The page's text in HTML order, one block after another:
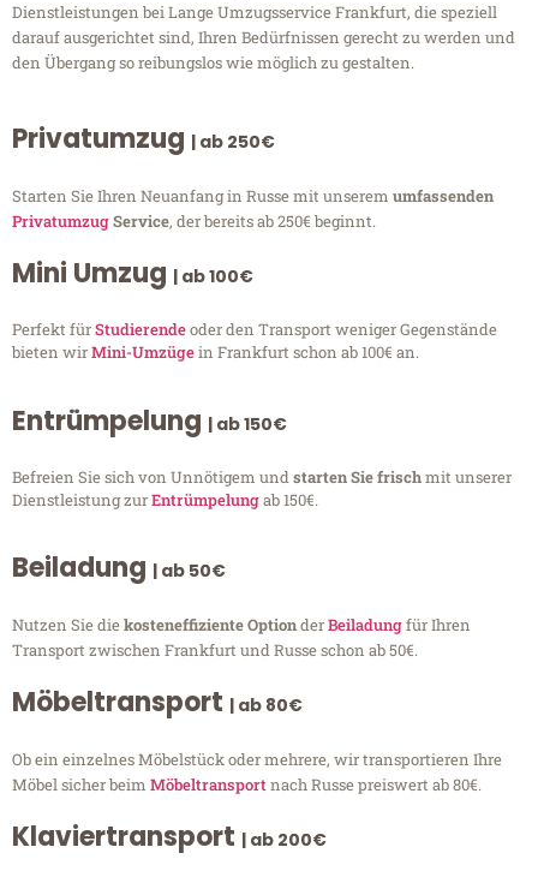
Dienstleistungen bei Lange Umzugsservice Frankfurt, die speziell
darauf ausgerichtet sind, Ihren Bedürfnissen gerecht zu werden und
den Übergang so reibungslos wie möglich zu gestalten.
Privatumzug | ab 250€
Starten Sie Ihren Neuanfang in Russe mit unserem umfassenden
PrivatumzugService, der bereits ab 250€ beginnt.
Mini Umzug | ab 100€
Perfekt fürStudierendeoder den Transport weniger Gegenstände
bieten wirMini-Umzügein Frankfurt schon ab 100€ an.
Entrümpelung | ab 150€
Befreien Sie sich von Unnötigem undstarten Sie frischmit unserer
Dienstleistung zurEntrümpelungab 150€.
Beiladung | ab 50€
Nutzen Sie diekosteneffiziente OptionderBeiladungfür Ihren
Transport zwischen Frankfurt und Russe schon ab 50€.
Möbeltransport | ab 80€
Ob ein einzelnes Möbelstück oder mehrere, wir transportieren Ihre
Möbel sicher beim Möbeltransportnach Russe preiswert ab 80€.
Klaviertransport | ab 200€